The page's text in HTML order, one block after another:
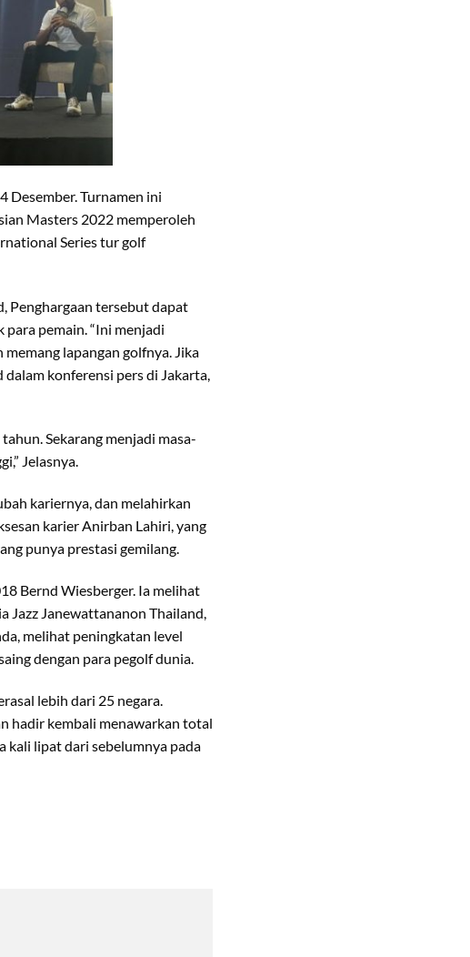
Desember. Turnamen ini
Masters 2022 memperoleh
Series tur golf
Penghargaan tersebut dapat
pemain. “Ini menjadi
lapangan golfnya. Jika
konferensi pers di Jakarta,
Sekarang menjadi masa-
Jelasnya.
kariernya, dan melahirkan
karier Anirban Lahiri, yang
punya prestasi gemilang.
Bernd Wiesberger. Ia melihat
Jazz Janewattananon Thailand,
melihat peningkatan level
dengan para pegolf dunia.
lebih dari 25 negara.
hadir kembali menawarkan total
kali lipat dari sebelumnya pada